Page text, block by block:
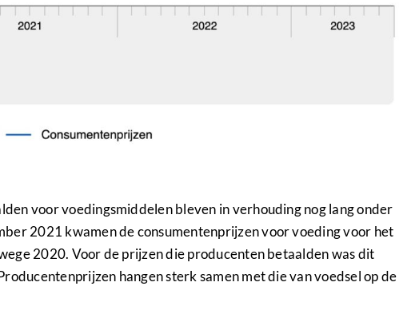
voor voedingsmiddelen bleven in verhouding nog lang onder
2021 kwamen de consumentenprijzen voor voeding voor het
2020. Voor de prijzen die producenten betaalden was dit
hangen sterk samen met die van voedsel op de